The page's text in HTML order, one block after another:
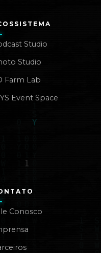
Studio
Studio
Farm Lab
Event Space
Conosco